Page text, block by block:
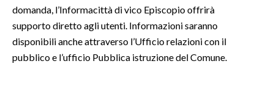
domanda, l’Informacittà di vico Episcopio offrirà
supporto diretto agli utenti. Informazioni saranno
disponibili anche attraverso l’Ufficio relazioni con il
pubblico e l’ufficio Pubblica istruzione del Comune.